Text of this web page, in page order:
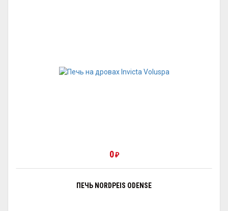
0₽
ПЕЧЬ NORDPEIS ODENSE